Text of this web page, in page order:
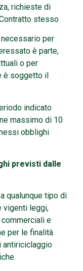
richieste di
stesso
per
è parte,
o per
è soggetto il
indicato
massimo di 10
obblighi
previsti dalle
qualunque tipo di
vigenti leggi,
e
per le finalità
antiriciclaggio